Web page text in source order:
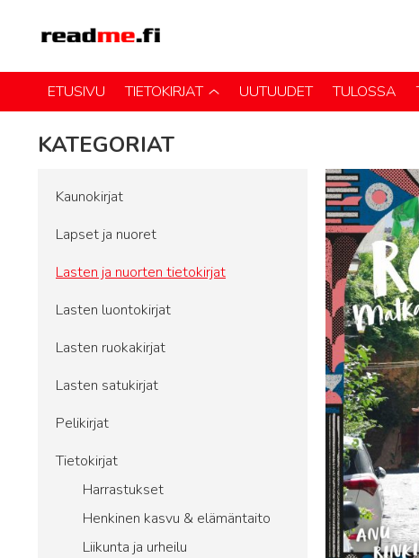
ETUSIVU TIETOKIRJAT UUTUUDET TULOSSA
KATEGORIAT
Kaunokirjat
Lapset ja nuoret
Lasten ja nuorten tietokirjat
Lasten luontokirjat
Lasten ruokakirjat
Lasten satukirjat
Pelikirjat
Tietokirjat
Harrastukset
Henkinen kasvu & elämäntaito
Liikunta ja urheilu